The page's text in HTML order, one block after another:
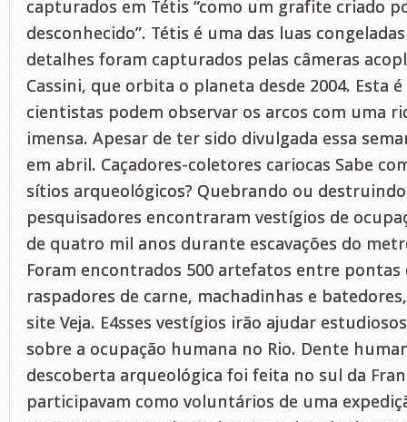
capturados em Tétis “como um grafite criado
desconhecido”. Tétis é uma das luas
detalhes foram capturados pelas câmeras
Cassini, que orbita o planeta desde 2004. Esta
cientistas podem observar os arcos com uma
imensa. Apesar de ter sido divulgada essa
em abril. Caçadores-coletores cariocas Sabe
sítios arqueológicos? Quebrando ou
pesquisadores encontraram vestígios de
de quatro mil anos durante escavações do
Foram encontrados 500 artefatos entre pontas
raspadores de carne, machadinhas e
site Veja. E4sses vestígios irão ajudar
sobre a ocupação humana no Rio. Dente
descoberta arqueológica foi feita no sul da
participavam como voluntários de uma